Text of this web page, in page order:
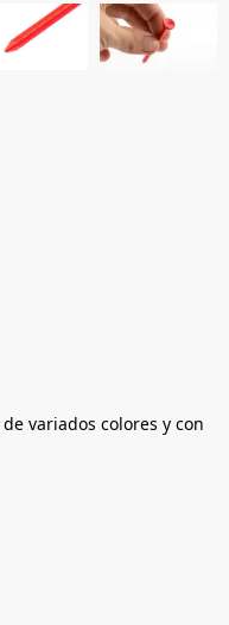
variados colores y con